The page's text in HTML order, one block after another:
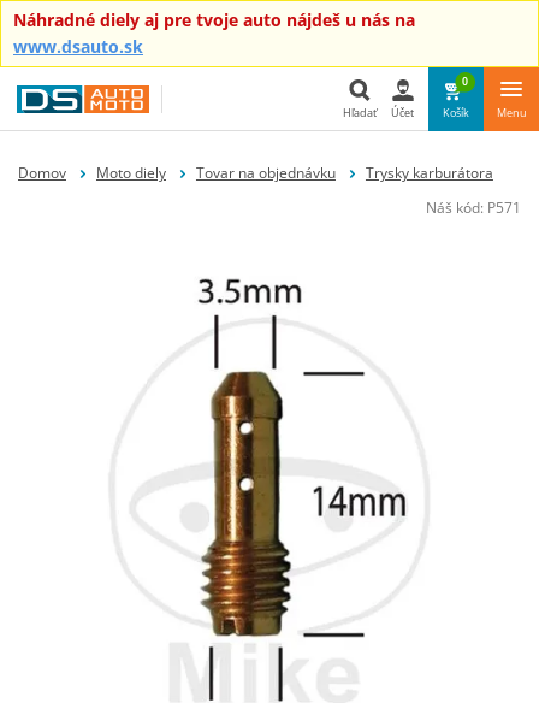
Náhradné diely aj pre tvoje auto nájdeš u nás na
www.dsauto.sk
Hľadať
Hľadať Účet
0
Košík Menu
Domov Moto diely Tovar na objednávku
Trysky karburátora
Náš kód: P571